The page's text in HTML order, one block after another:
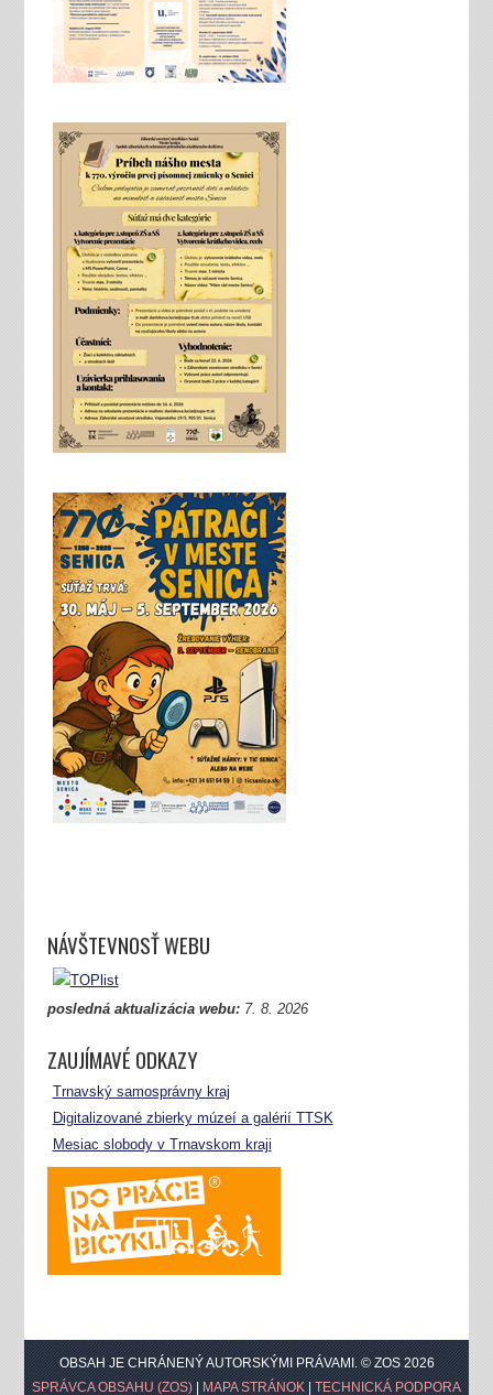
NÁVŠTEVNOSŤ WEBU
posledná aktualizácia webu:7. 8. 2026
ZAUJÍMAVÉ ODKAZY
Trnavský samosprávny kraj
Digitalizované zbierky múzeí a galérií TTSK
Mesiac slobody v Trnavskom kraji
OBSAH JE CHRÁNENÝ AUTORSKÝMI PRÁVAMI. © ZOS 2026
SPRÁVCA OBSAHU (ZOS)
MAPA STRÁNOK TECHNICKÁ PODPORA